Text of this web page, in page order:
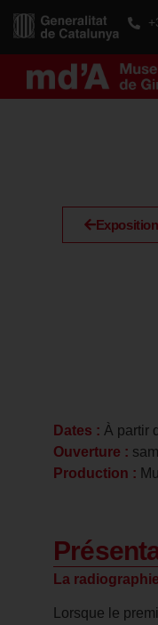
Dates : À partir
Ouverture :
Production :
La
Lorsque le